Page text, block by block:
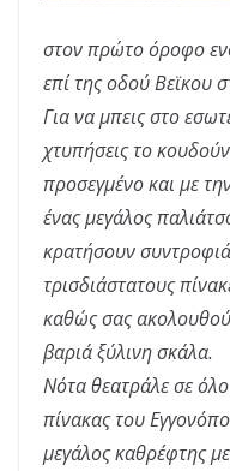
στον πρώτο όροφο
επί της οδού Βεϊκου
Για να μπεις στο
χτυπήσεις το
προσεγμένο και με
ένας μεγάλος
κρατήσουν
τρισδιάστατους
καθώς σας
βαριά ξύλινη σκάλα.
Νότα θεατράλε σε
πίνακας του
μεγάλος καθρέφτης